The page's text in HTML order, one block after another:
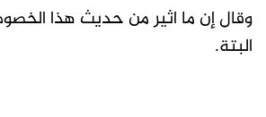
وقال إن ما اثير من حديث هذا
البتة.